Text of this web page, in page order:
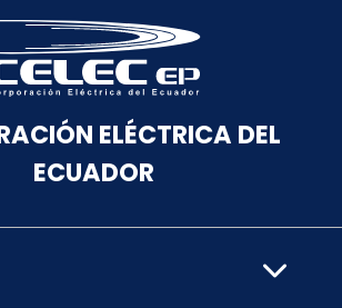
de herramientas
ELÉCTRICA DEL
ECUADOR